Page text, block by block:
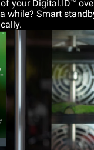
your Digital.ID™
while? Smart